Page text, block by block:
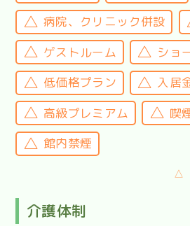
病院、クリニック併設
ゲストルーム
ショ
低価格プラン
入居
高級プレミアム
喫
館内禁煙
△
介護体制